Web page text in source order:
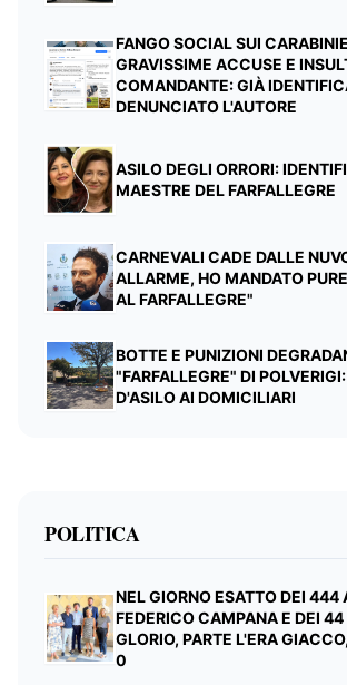
FANGO SOCIAL SUI
GRAVISSIME ACCUSE E
COMANDANTE: GIÀ
DENUNCIATO L'AUTORE
ASILO DEGLI ORRORI:
MAESTRE DEL FARFALLEGRE
CARNEVALI CADE DALLE
ALLARME, HO MANDATO
AL FARFALLEGRE"
BOTTE E PUNIZIONI
"FARFALLEGRE" DI
D'ASILO AI DOMICILIARI
POLITICA
NEL GIORNO ESATTO DEI 444
FEDERICO CAMPANA E DEI
GLORIO, PARTE L'ERA
0